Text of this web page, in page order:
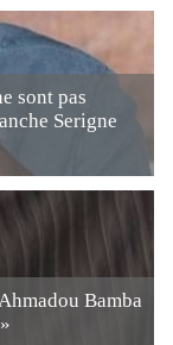
sont pas
Serigne
Bamba